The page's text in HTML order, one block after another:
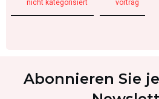
nicht kategorisiert vortrag
Abonnieren Sie